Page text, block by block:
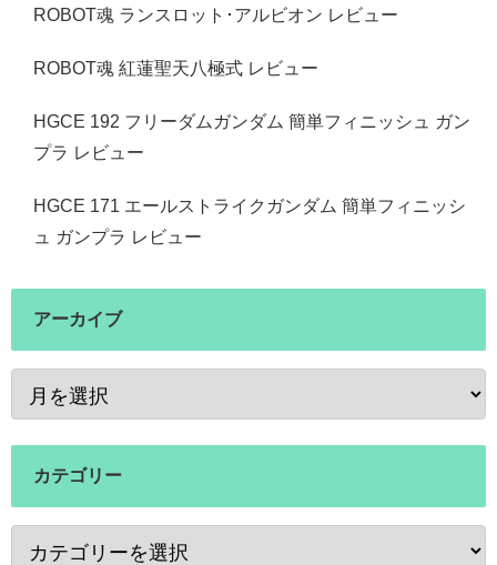
ROBOT魂 ランスロット･アルビオン レビュー
ROBOT魂 紅蓮聖天八極式 レビュー
HGCE 192 フリーダムガンダム 簡単フィニッシュ ガン
プラ レビュー
HGCE 171 エールストライクガンダム 簡単フィニッシ
ュ ガンプラ レビュー
アーカイブ
カテゴリー